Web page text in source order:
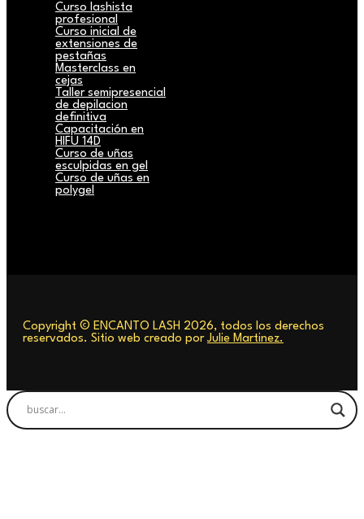
Curso lashista
profesional
Curso inicial de
extensiones de
pestañas
Masterclass en
cejas
Taller semipresencial
de depilacion
definitiva
Capacitación en
HIFU 14D
Curso de uñas
esculpidas en gel
Curso de uñas en
polygel
Copyright © ENCANTO LASH 2026, todos los derechos
reservados. Sitio web creado por Julie Martinez.